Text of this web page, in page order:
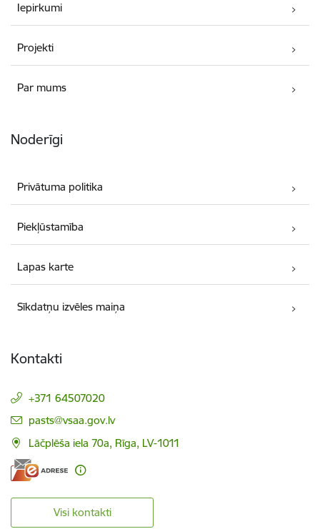
Iepirkumi
Projekti
Par mums
Noderīgi
Privātuma politika
Piekļūstamība
Lapas karte
Sīkdatņu izvēles maiņa
Kontakti
+371 64507020
E-pasts:
pasts@vsaa.gov.lv
Lāčplēša iela 70a, Rīga, LV-1011
Visi kontakti